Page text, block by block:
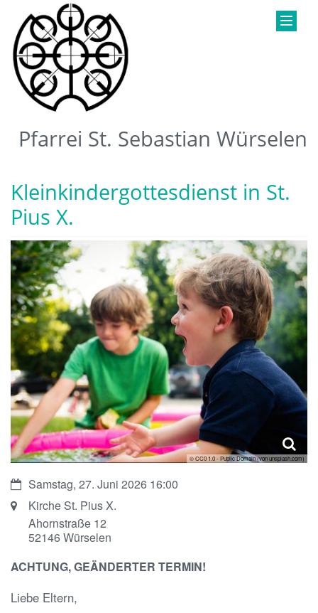
Pfarrei St. Sebastian Würselen
Kleinkindergottesdienst in St.
Pius X.
© CC0 1.0 - Public Domain (von unsplash.com)
Datum:Samstag, 27. Juni 2026 16:00
Ort: Kirche St. Pius X.
Ahornstraße 12
52146Würselen
ACHTUNG, GEÄNDERTER TERMIN!
Liebe Eltern,